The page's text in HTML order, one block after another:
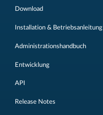
Download
Installation & Betriebsanleitung
Administrationshandbuch
Entwicklung
API
Release Notes